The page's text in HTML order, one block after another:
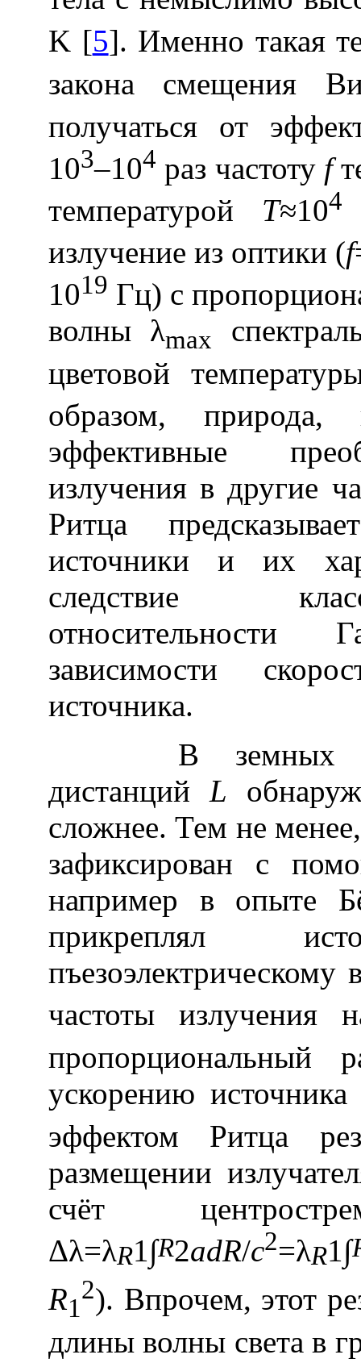
K [5]. Именно такая
закона смещения
получаться от
103–104 раз частоту f
температурой T≈104
излучение из оптики (f
1019 Гц) с
волны λmax
цветовой
образом, природа,
эффективные
излучения в другие
Ритца
источники и их
следствие
относительности
зависимости
источника.
В земных
дистанций L
сложнее. Тем не
зафиксирован с
например в опыте
прикреплял
частоты излучения
пропорциональный
ускорению
эффектом Ритца
размещении
счёт
Δλ=λR1∫R2adR/c2=λR1∫
R1
2). Впрочем, этот
длины волны света в